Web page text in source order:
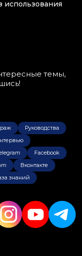
использования
темы,
Руководства
Facebook
Вконтакте
знаний